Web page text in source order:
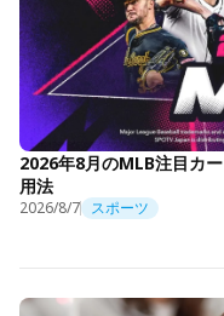
2026年8月のMLB注目カ
用法
2026/8/7 スポーツ